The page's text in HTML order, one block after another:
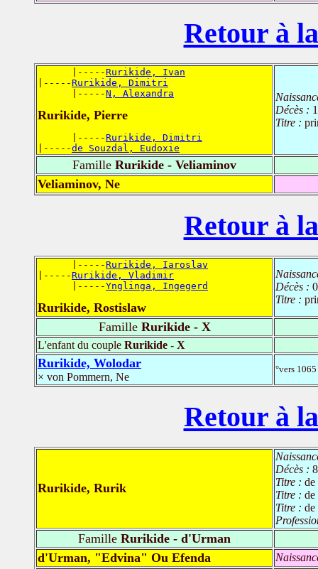
Retour à
      |-----
Rurikide, Ivan
|-----Rurikide, Dimitri
      |-----
N, Alexandra
Rurikide, Pierre
      |-----
Rurikide, Dimitri
|-----de Souzdal, Eudoxie
Décès :
Titre :
Famille Rurikide - Veliaminov
Veliaminov, Ne
Retour à
      |-----
Rurikide, Iaroslav
|-----Rurikide, Vladimir
      |-----
Ynglinga, Ingegerd
Rurikide, Rostislaw
Décès :
Titre :
FamilleRurikide - X
L'enfant du couple Rurikide - X
Rurikide, Wolodar
× von Pommern, Ne
°vers
Retour à
Rurikide, Rurik
Décès :
Titre : de
Titre : de
Titre : de
Famille Rurikide - d'Urman
d'Urman, "Edvina" Ou Efenda